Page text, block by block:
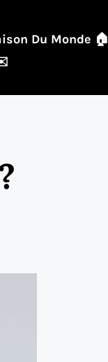
Du Monde 🏠